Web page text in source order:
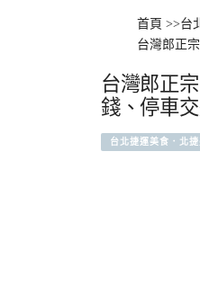
首頁 >>台
台灣郎正
台灣郎正
錢、停車
台北捷運美食．北